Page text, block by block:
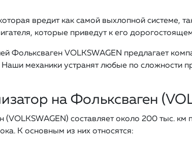
вредит как самой выхлопной системе,
которые приведут к его
Фольксваген VOLKSWAGEN предлагает
механики устранят любые по сложности
на Фольксваген
составляет около 200 тыс. км
К основным из них относятся: